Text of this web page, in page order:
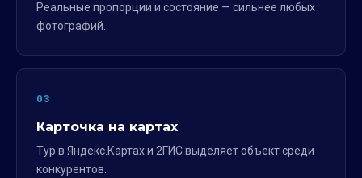
Реальные пропорции и состояние — сильнее любых
фотографий.
03
Карточка на картах
Тур в Яндекс.Картах и 2ГИС выделяет объект среди
конкурентов.